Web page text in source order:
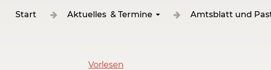
Start Aktuelles & Termine Amtsblatt und
Vorlesen